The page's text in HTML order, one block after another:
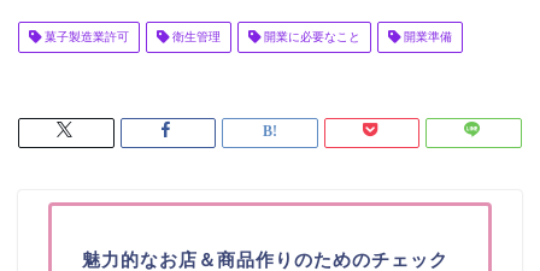
菓子製造業許可 衛生管理 開業に必要なこと 開業準備
魅力的なお店＆商品作りのためのチェック